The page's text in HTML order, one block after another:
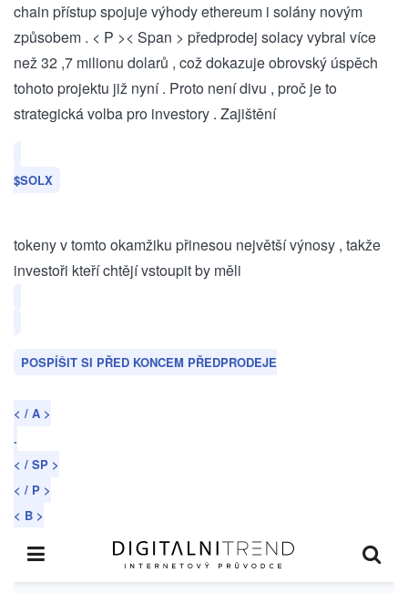
chain přístup spojuje ​výhody ethereum i solány novým
způsobem⁣ . < P >< Span > předprodej solacy vybral více​
než 32​ ,7 milionu dolarů⁤ , což dokazuje obrovský úspěch
⁤tohoto projektu již nyní⁢ . Proto není divu​ , ‍proč je to
strategická volba pro investory . Zajištění‌
$SOLX
tokeny v tomto⁣ okamžiku přinesou největší výnosy ,⁤ takže ​
investoři kteří chtějí vstoupit by⁣ měli
POSPÍŠIT SI PŘED KONCEM ‍PŘEDPRODEJE
< / A >
.
< / SP >
< / P >
< B >